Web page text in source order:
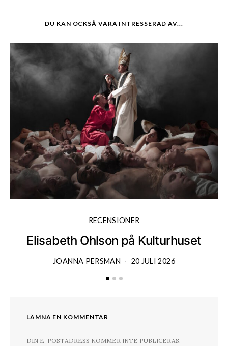
DU KAN OCKSÅ VARA INTRESSERAD AV...
RECENSIONER
Elisabeth Ohlson på Kulturhuset
JOANNA PERSMAN 20 JULI 2026
LÄMNA EN KOMMENTAR
DIN E-POSTADRESS KOMMER INTE PUBLICERAS.